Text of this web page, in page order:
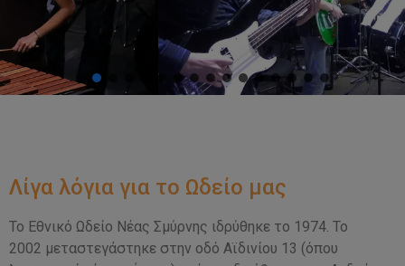
Λίγα λόγια για το Ωδείο μας
Το Εθνικό Ωδείο Νέας Σμύρνης ιδρύθηκε το 1974. Το
2002 μεταστεγάστηκε στην οδό Αϊδινίου 13 (όπου